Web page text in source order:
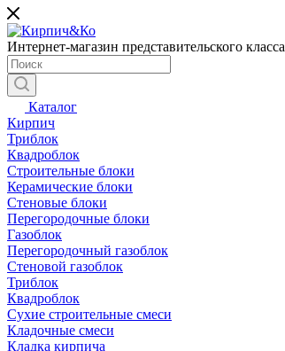
Интернет-магазин представительского класса
Каталог
Кирпич
Триблок
Квадроблок
Строительные блоки
Керамические блоки
Стеновые блоки
Перегородочные блоки
Газоблок
Перегородочный газоблок
Стеновой газоблок
Триблок
Квадроблок
Сухие строительные смеси
Кладочные смеси
Кладка кирпича